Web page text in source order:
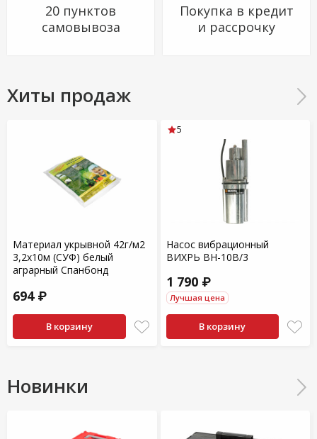
20 пунктов
самовывоза
Покупка в кредит
и рассрочку
Хиты продаж
Материал укрывной 42г/м2
3,2х10м (СУФ) белый
аграрный Спанбонд
694 ₽
В корзину
Насос вибрационный
ВИХРЬ ВН-10В/3
1 790 ₽
Лучшая цена
В корзину
5
Новинки